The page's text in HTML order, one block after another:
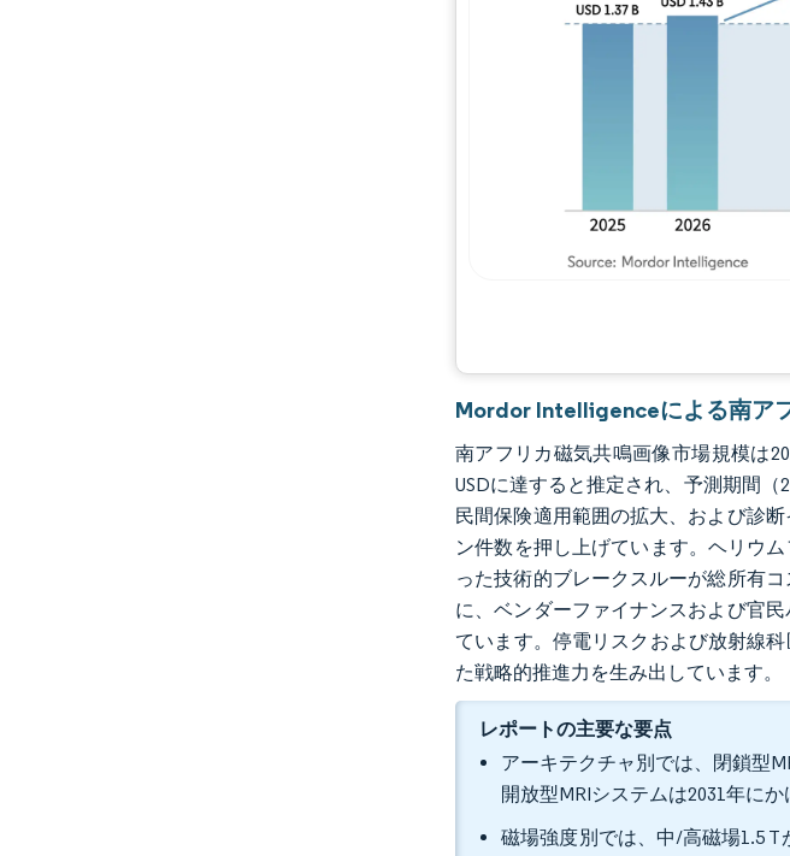
画像 ©
Mordor Intelligenceによる南ア
南アフリカ磁気共鳴画像市場規模は
USDに達すると推定され、予測期間（
民間保険適用範囲の拡大、および診
ン件数を押し上げています。ヘリウ
った技術的ブレークスルーが総所有
に、ベンダーファイナンスおよび官
ています。停電リスクおよび放射線
た戦略的推進力を生み出しています。
レポートの主要な要点
アーキテクチャ別では、閉鎖型
開放型MRIシステムは2031年に
磁場強度別では、中/高磁場1.5 T